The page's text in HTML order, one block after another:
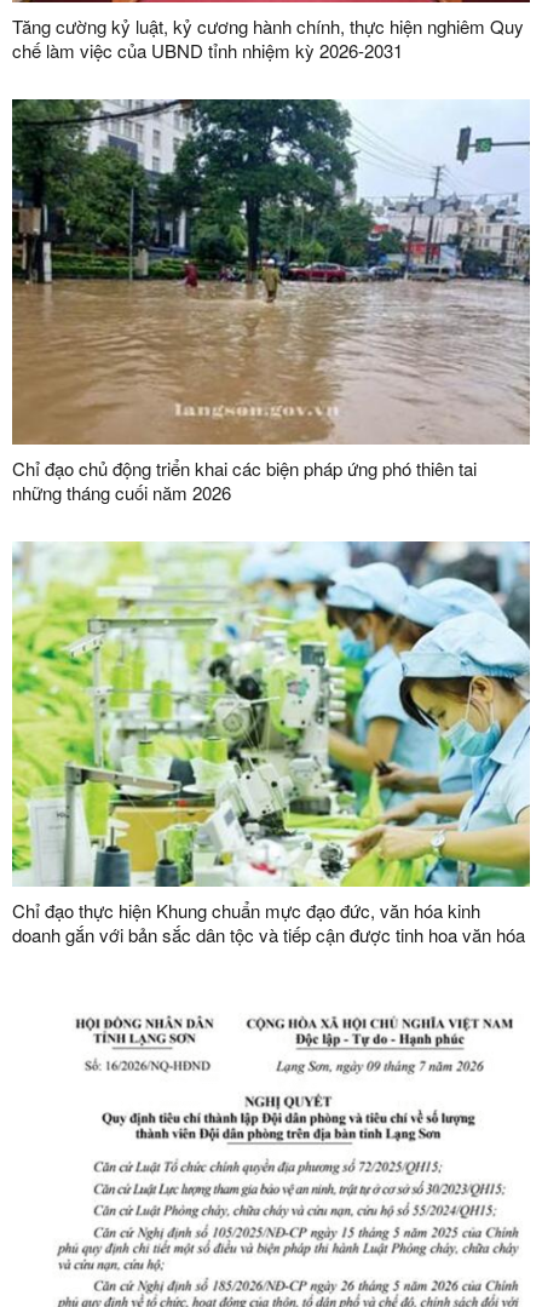
Tăng cường kỷ luật, kỷ cương hành chính, thực hiện nghiêm Quy
chế làm việc của UBND tỉnh nhiệm kỳ 2026-2031
Chỉ đạo chủ động triển khai các biện pháp ứng phó thiên tai
những tháng cuối năm 2026
Chỉ đạo thực hiện Khung chuẩn mực đạo đức, văn hóa kinh
doanh gắn với bản sắc dân tộc và tiếp cận được tinh hoa văn hóa